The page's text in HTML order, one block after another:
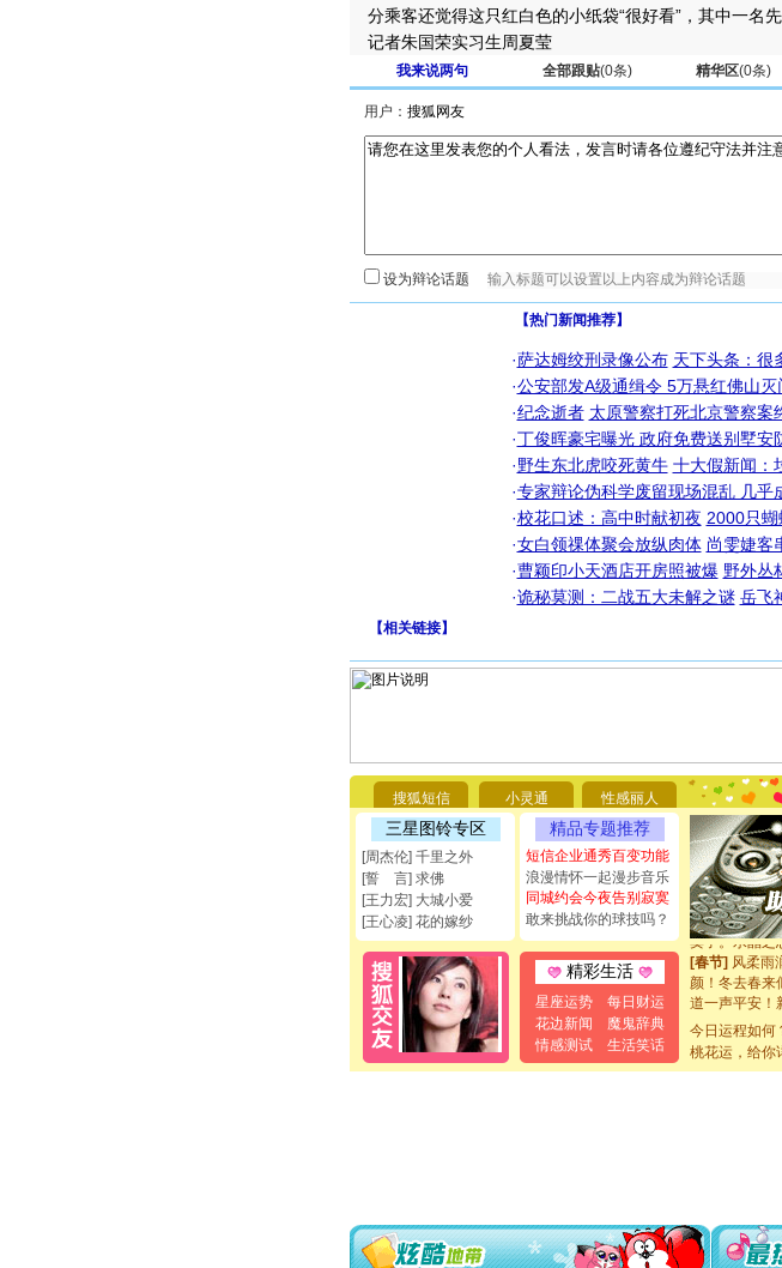
分乘客还觉得这只红白色的小纸袋“很好看”，其中一名
记者朱国荣实习生周夏莹
我来说两句 全部跟贴(0条) 精华区(0条)
用户：
设为辩论话题
【热门新闻推荐】
·萨达姆绞刑录像公布 天下头条：很
·公安部发A级通缉令 5万悬红佛山灭
·纪念逝者 太原警察打死北京警察案
·丁俊晖豪宅曝光 政府免费送别墅安
·野生东北虎咬死黄牛 十大假新闻：
·专家辩论伪科学废留现场混乱 几乎
·校花口述：高中时献初夜 2000只
·女白领祼体聚会放纵肉体 尚雯婕客
·曹颖印小天酒店开房照被爆 野外丛
·诡秘莫测：二战五大未解之谜 岳飞
【相关链接】
搜狐短信 小灵通 性感丽人
三星图铃专区
[周杰伦] 千里之外
[誓 言] 求佛
[王力宏] 大城小爱
[王心凌] 花的嫁纱
精品专题推荐
短信企业通秀百变功能
浪漫情怀一起漫步音乐
同城约会今夜告别寂寞
敢来挑战你的球技吗？
精彩生活
星座运势
每日财运
花边新闻
魔鬼辞典
情感测试
生活笑话
[圣诞节]圣诞
[圣诞节]不只
[元旦]看到你
断电。爱你是
你是我专业！
[元旦]如果上
起；二是再生
离。水晶之恋
[元旦]当我狠
泣，这痛楚让
卖了。水晶之
[春节] 风柔雨
颜！冬去春来
道一声平安！
[春节]
传说薰
片叶子是希望
送你一棵薰衣
[圣诞节]圣诞
[元旦]看到你
断电。爱你
今日运程如何
桃花运，给你